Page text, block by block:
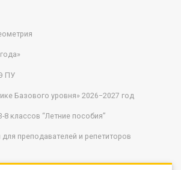
ПУ
Базового уровня» 2026−2027 год
8 классов “Летние пособия”
преподавателей и репетиторов